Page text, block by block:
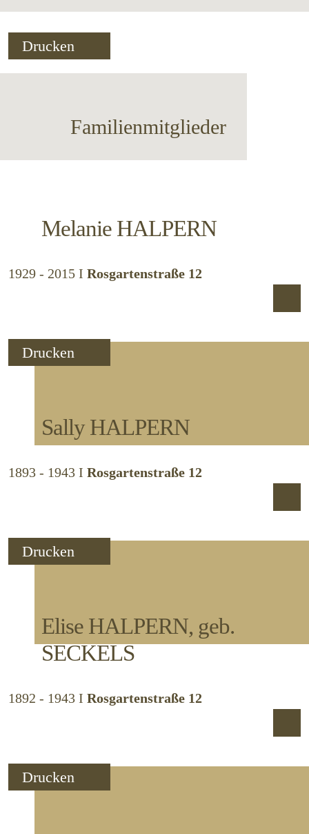
Drucken
Familienmitglieder
Melanie HALPERN
1929 - 2015 I Rosgartenstraße 12
Drucken
SallyHALPERN
1893 - 1943 I Rosgartenstraße 12
Drucken
Elise HALPERN, geb.
SECKELS
1892 - 1943 I Rosgartenstraße 12
Drucken